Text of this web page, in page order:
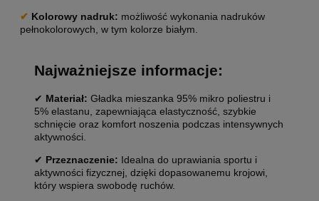
✔ Kolorowy nadruk: możliwość wykonania nadruków
pełnokolorowych, w tym kolorze białym.
Najważniejsze informacje:
✔ Materiał: Gładka mieszanka 95% mikro poliestru i
5% elastanu, zapewniająca elastyczność, szybkie
schnięcie oraz komfort noszenia podczas intensywnych
aktywności.
✔ Przeznaczenie: Idealna do uprawiania sportu i
aktywności fizycznej, dzięki dopasowanemu krojowi,
który wspiera swobodę ruchów.